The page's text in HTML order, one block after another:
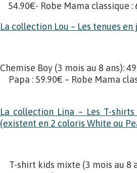
54.90€- Robe Mama classique
La collection Lou – Les tenues
Chemise Boy (3 mois au 8 ans):
Papa : 59.90€ – Robe Mama
La collection Lina – Les T-
(existent en 2 coloris White ou
T-shirt kids mixte (3 mois au 8